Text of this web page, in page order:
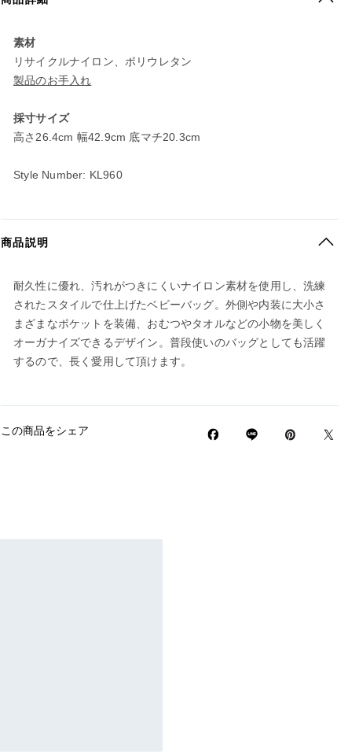
素材
リサイクルナイロン、ポリウレタン
製品のお手入れ
採寸サイズ
高さ26.4cm 幅42.9cm 底マチ20.3cm
Style Number: KL960
商品説明
耐久性に優れ、汚れがつきにくいナイロン素材を使用し、洗練
されたスタイルで仕上げたベビーバッグ。外側や内装に大小さ
まざまなポケットを装備、おむつやタオルなどの小物を美しく
オーガナイズできるデザイン。普段使いのバッグとしても活躍
するので、長く愛用して頂けます。
この商品をシェア